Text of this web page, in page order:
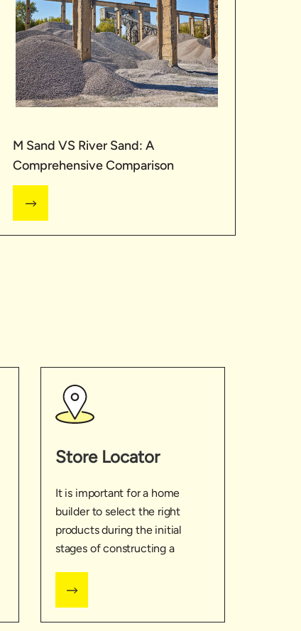
M Sand VS River Sand: A
Comprehensive Comparison
Store Locator
It is important for a home
builder to select the right
products during the initial
stages of constructing a
Predictor to see which
while building your home.